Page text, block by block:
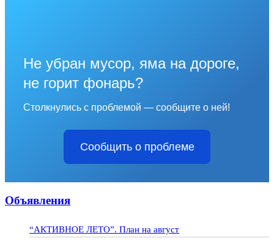
Не убран мусор, яма на дороге,
не горит фонарь?
Столкнулись с проблемой — сообщите о ней!
Сообщить о проблеме
Объявления
“АКТИВНОЕ ЛЕТО”. План на август